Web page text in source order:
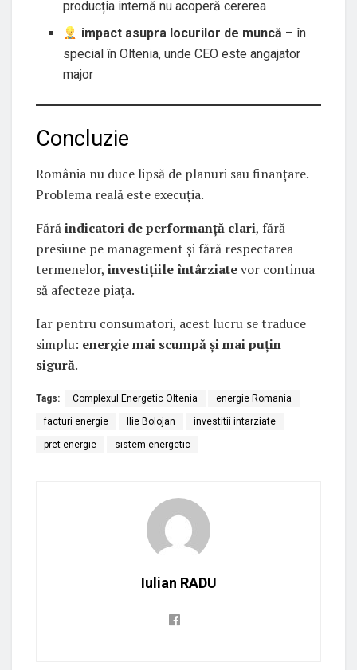
producția internă nu acoperă cererea
impact asupra locurilor de muncă – în
special în Oltenia, unde CEO este angajator
major
Concluzie
România nu duce lipsă de planuri sau finanțare.
Problema reală este execuția.
Fărăindicatori de performanță clari, fără
presiune pe management și fără respectarea
termenelor, investițiile întârziatevor continua
să afecteze piața.
Iar pentru consumatori, acest lucru se traduce
simplu: energie mai scumpă și mai puțin
sigură.
Tags: Complexul Energetic Oltenia energie Romania
facturi energie Ilie Bolojan investitii intarziate
pret energie sistem energetic
Iulian RADU